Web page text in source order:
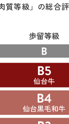
等級」の総合評